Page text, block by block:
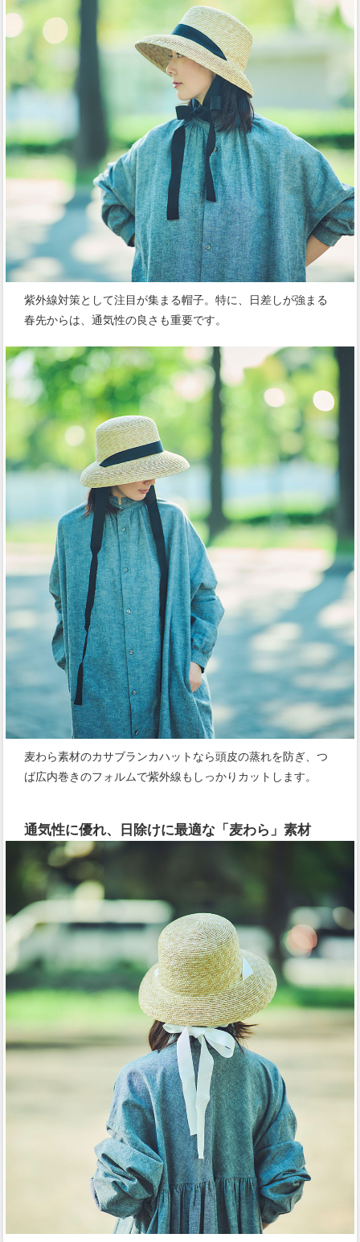
紫外線対策として注目が集まる帽子。特に、日差しが強まる
春先からは、通気性の良さも重要です。
麦わら素材のカサブランカハットなら頭皮の蒸れを防ぎ、つ
ば広内巻きのフォルムで紫外線もしっかりカットします。
通気性に優れ、日除けに最適な「麦わら」素材